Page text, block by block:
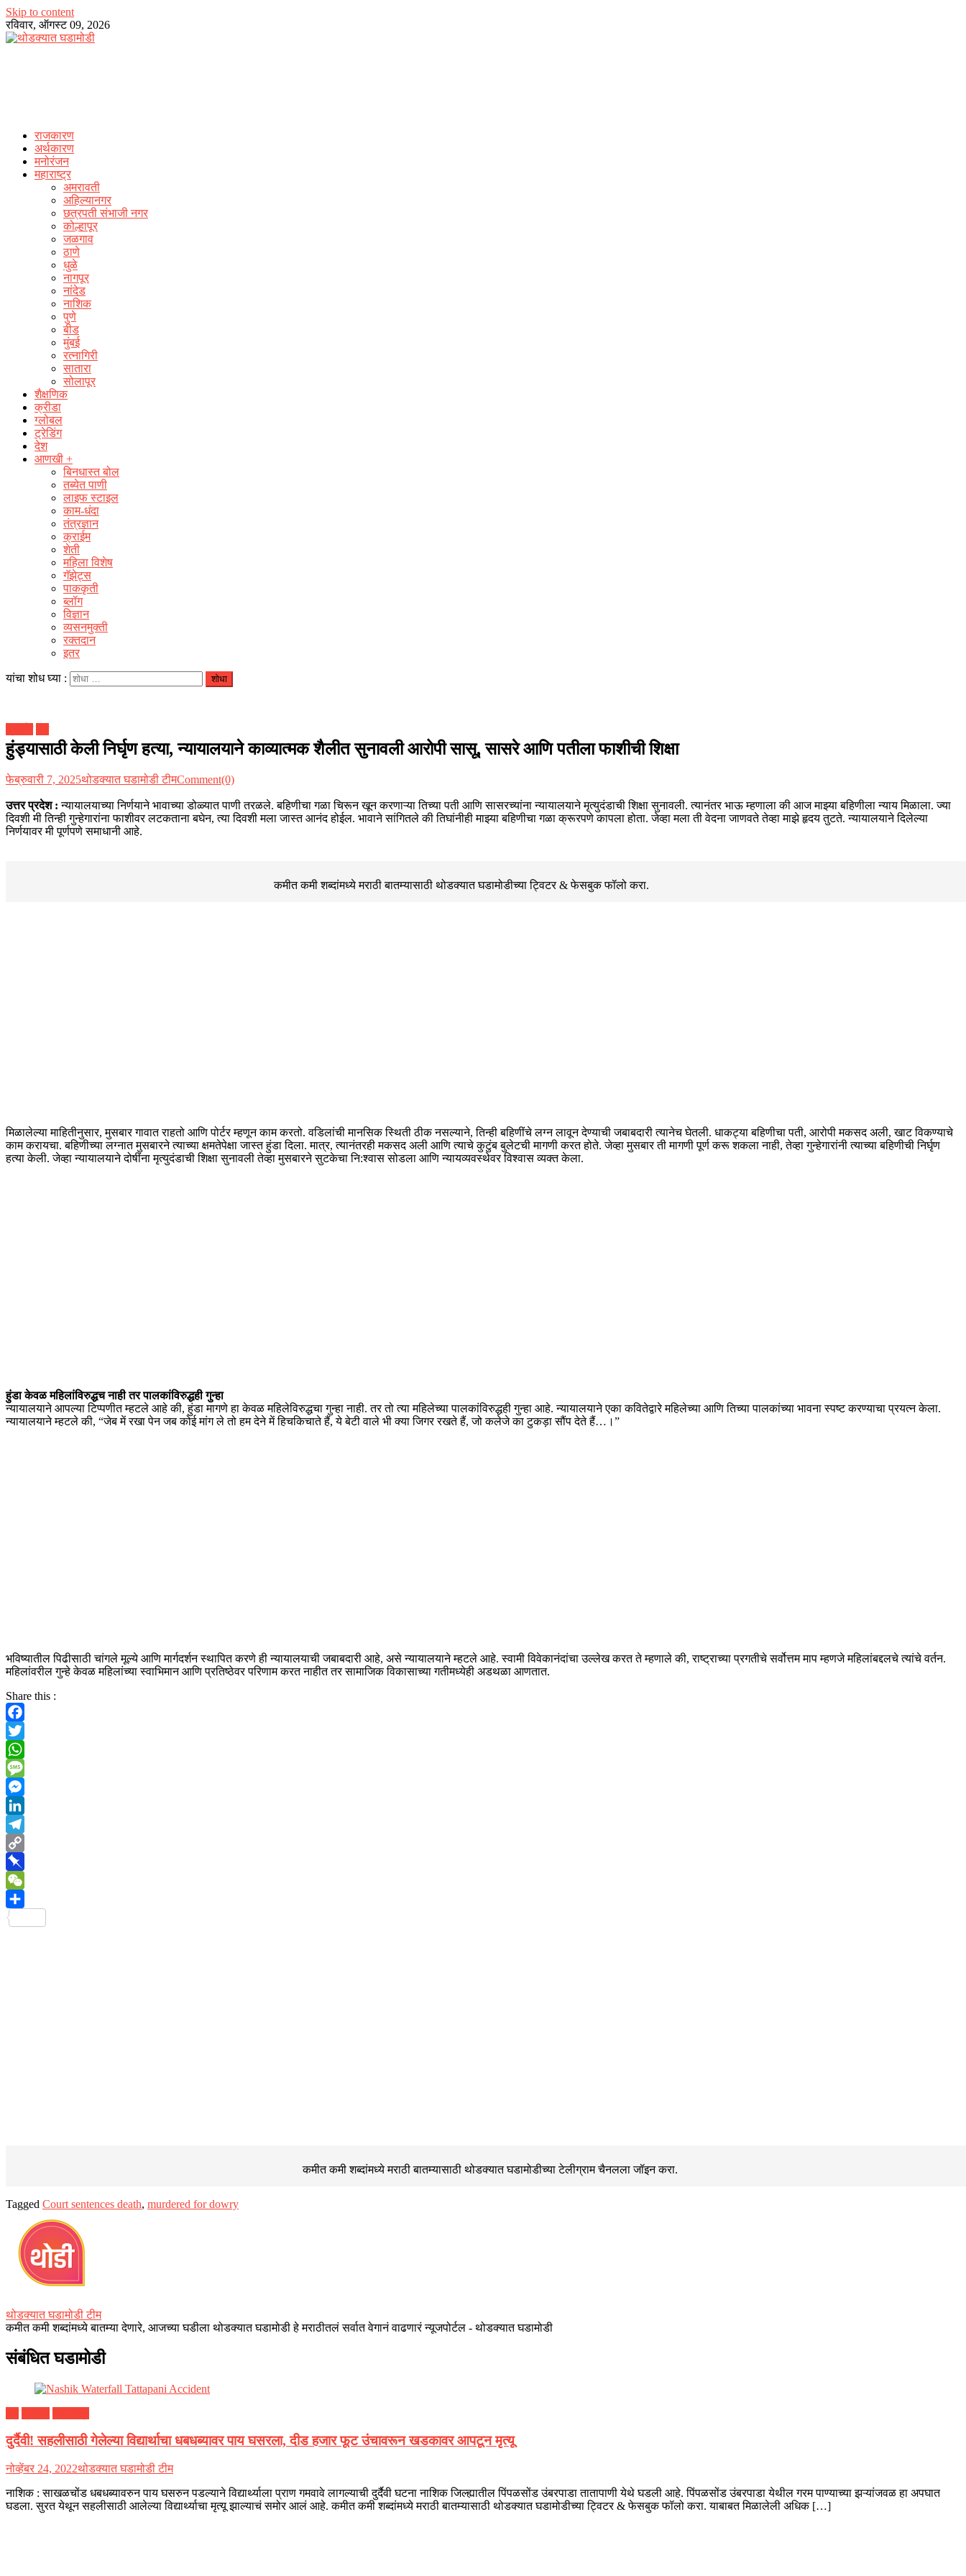
Skip to content
रविवार, ऑगस्ट 09, 2026
राजकारण
अर्थकारण
मनोरंजन
महाराष्ट्र
अमरावती
अहिल्यानगर
छत्रपती संभाजी नगर
कोल्हापूर
जळगाव
ठाणे
धुळे
नागपूर
नांदेड
नाशिक
पुणे
बीड
मुंबई
रत्नागिरी
सातारा
सोलापूर
शैक्षणिक
क्रीडा
ग्लोबल
ट्रेडिंग
देश
आणखी +
बिनधास्त बोल
तब्येत पाणी
लाइफ स्टाइल
काम-धंदा
तंत्रज्ञान
क्राईम
शेती
महिला विशेष
गॅझेट्स
पाककृती
ब्लॉग
विज्ञान
व्यसनमुक्ती
रक्‍तदान
इतर
यांचा शोध घ्या :
हुंड्यासाठी केली निर्घृण हत्या, न्यायालयाने काव्यात्मक शैलीत सुनावली आरोपी सासू, सासरे आणि पतीला फाशीची शिक्षा
फेब्रुवारी 7, 2025थोडक्यात घडामोडी टीमComment(0)
उत्तर प्रदेश : न्यायालयाच्या निर्णयाने भावाच्या डोळ्यात पाणी तरळले. बहिणीचा गळा चिरून खून करणाऱ्या तिच्या पती आणि सासरच्यांना न्यायालयाने मृत्युदंडाची शिक्षा सुनावली. त्यानंतर भाऊ म्हणाला की आज माझ्या बहिणीला न्याय मिळाला. ज्या
दिवशी मी तिन्ही गुन्हेगारांना फाशीवर लटकताना बघेन, त्या दिवशी मला जास्त आनंद होईल. भावाने सांगितले की तिघांनीही माझ्या बहिणीचा गळा क्रूरपणे कापला होता. जेव्हा मला ती वेदना जाणवते तेव्हा माझे हृदय तुटते. न्यायालयाने दिलेल्या
निर्णयावर मी पूर्णपणे समाधानी आहे.
कमीत कमी शब्दांमध्ये मराठी बातम्यासाठी थोडक्यात घडामोडीच्याट्विटर & फेसबुकफॉलो करा.
मिळालेल्या माहितीनुसार, मुसबार गावात राहतो आणि पोर्टर म्हणून काम करतो. वडिलांची मानसिक स्थिती ठीक नसल्याने, तिन्ही बहिणींचे लग्न लावून देण्याची जबाबदारी त्यानेच घेतली. धाकट्या बहिणीचा पती, आरोपी मकसद अली, खाट विकण्याचे
काम करायचा. बहिणीच्या लग्नात मुसबारने त्याच्या क्षमतेपेक्षा जास्त हुंडा दिला. मात्र, त्यानंतरही मकसद अली आणि त्याचे कुटुंब बुलेटची मागणी करत होते. जेव्हा मुसबार ती मागणी पूर्ण करू शकला नाही, तेव्हा गुन्हेगारांनी त्याच्या बहिणीची निर्घृण
हत्या केली. जेव्हा न्यायालयाने दोषींना मृत्युदंडाची शिक्षा सुनावली तेव्हा मुसबारने सुटकेचा नि:श्वास सोडला आणि न्यायव्यवस्थेवर विश्वास व्यक्त केला.
हुंडा केवळ महिलांविरुद्धच नाही तर पालकांविरुद्धही गुन्हा
न्यायालयाने आपल्या टिप्पणीत म्हटले आहे की, हुंडा मागणे हा केवळ महिलेविरुद्धचा गुन्हा नाही. तर तो त्या महिलेच्या पालकांविरुद्धही गुन्हा आहे. न्यायालयाने एका कवितेद्वारे महिलेच्या आणि तिच्या पालकांच्या भावना स्पष्ट करण्याचा प्रयत्न केला.
न्यायालयाने म्हटले की, “जेब में रखा पेन जब कोई मांग ले तो हम देने में हिचकिचाते हैं, ये बेटी वाले भी क्या जिगर रखते हैं, जो कलेजे का टुकड़ा सौंप देते हैं…।”
भविष्यातील पिढीसाठी चांगले मूल्ये आणि मार्गदर्शन स्थापित करणे ही न्यायालयाची जबाबदारी आहे, असे न्यायालयाने म्हटले आहे. स्वामी विवेकानंदांचा उल्लेख करत ते म्हणाले की, राष्ट्राच्या प्रगतीचे सर्वोत्तम माप म्हणजे महिलांबद्दलचे त्यांचे वर्तन.
महिलांवरील गुन्हे केवळ महिलांच्या स्वाभिमान आणि प्रतिष्ठेवर परिणाम करत नाहीत तर सामाजिक विकासाच्या गतीमध्येही अडथळा आणतात.
Share this :
Facebook
Twitter
WhatsApp
Message
Messenger
LinkedIn
Telegram
Copy
Link
Pinboard
WeChat
कमीत कमी शब्दांमध्ये मराठी बातम्यासाठी थोडक्यात घडामोडीच्याटेलीग्राम चैनलला जॉइन करा.
Tagged Court sentences death, murdered for dowry
थोडक्यात घडामोडी टीम
कमीत कमी शब्दांमध्ये बातम्या देणारे, आजच्या घडीला थोडक्यात घडामोडी हे मराठीतलं सर्वात वेगानं वाढणारं न्यूजपोर्टल - थोडक्यात घडामोडी
संबंधित घडामोडी
दुर्दैवी! सहलीसाठी गेलेल्या विद्यार्थाचा धबधब्यावर पाय घसरला, दीड हजार फूट उंचावरून खडकावर आपटून मृत्यू
नोव्हेंबर 24, 2022थोडक्यात घडामोडी टीम
नाशिक : साखळचोंड धबधब्यावरुन पाय घसरुन पडल्याने विद्यार्थ्याला प्राण गमवावे लागल्याची दुर्दैवी घटना नाशिक जिल्ह्यातील पिंपळसोंड उंबरपाडा तातापाणी येथे घडली आहे. पिंपळसोंड उंबरपाडा येथील गरम पाण्याच्या झऱ्यांजवळ हा अपघात
घडला. सुरत येथून सहलीसाठी आलेल्या विद्यार्थ्याचा मृत्यू झाल्याचं समोर आलं आहे. कमीत कमी शब्दांमध्ये मराठी बातम्यासाठी थोडक्यात घडामोडीच्या ट्विटर & फेसबुक फॉलो करा. याबाबत मिळालेली अधिक […]